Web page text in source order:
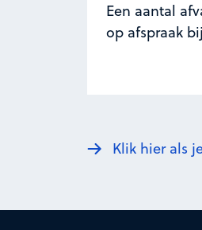
Een aantal
op afspraak
Klik hier als